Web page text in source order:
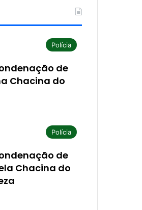
Polícia
de
Chacina do
Polícia
de
Chacina do